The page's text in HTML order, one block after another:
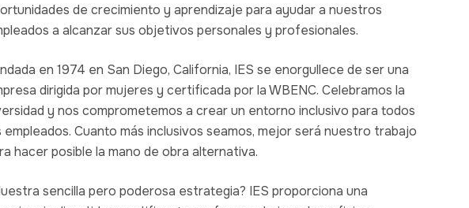
de crecimiento y aprendizaje para ayudar a nuestros
a alcanzar sus objetivos personales y profesionales.
en 1974 en San Diego, California, IES se enorgullece de ser una
dirigida por mujeres y certificada por la WBENC. Celebramos la
y nos comprometemos a crear un entorno inclusivo para todos
empleados. Cuanto más inclusivos seamos, mejor será nuestro trabajo
hacer posible la mano de obra alternativa.
sencilla pero poderosa estrategia? IES proporciona una